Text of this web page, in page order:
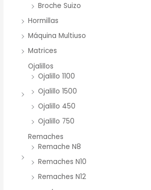
Broche Suizo
Hormillas
Máquina Multiuso
Matrices
Ojalillos
Ojalillo 1100
Ojalillo 1500
Ojalillo 450
Ojalillo 750
Remaches
Remache N8
Remaches N10
Remaches N12